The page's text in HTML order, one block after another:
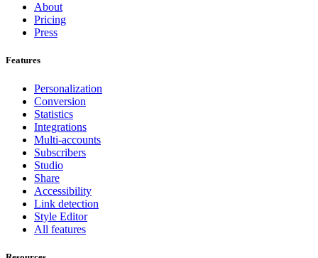
About
Pricing
Press
Features
Personalization
Conversion
Statistics
Integrations
Multi-accounts
Subscribers
Studio
Share
Accessibility
Link detection
Style Editor
All features